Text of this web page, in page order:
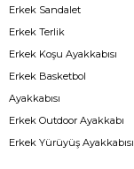
Erkek Sandalet
Erkek Terlik
Erkek Koşu Ayakkabısı
Erkek Basketbol
Ayakkabısı
Erkek Outdoor Ayakkabı
Erkek Yürüyüş Ayakkabısı